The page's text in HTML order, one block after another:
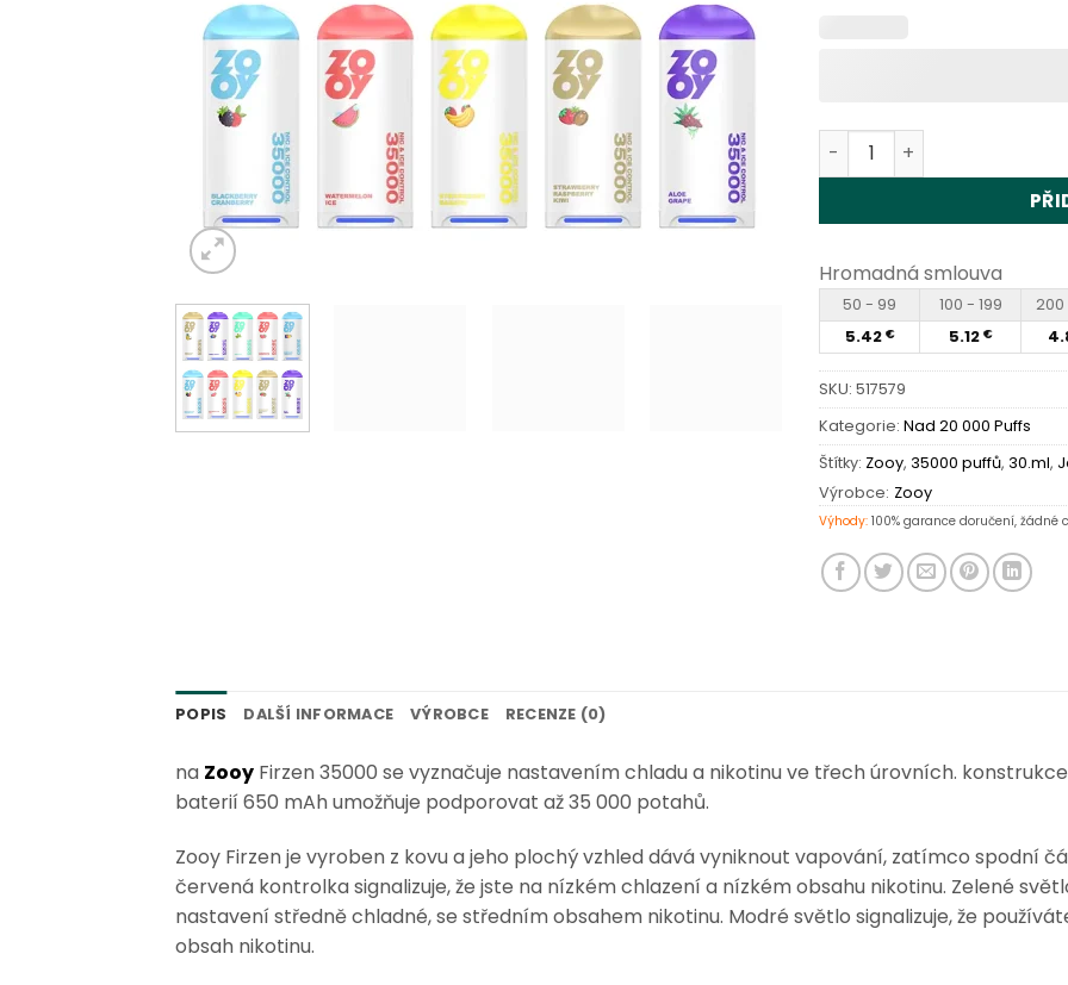
Zooy Firzen 35000 Puffs
Hromadná smlouva
50 - 99 100 - 199
5.42 € 5.12 €
SKU: 517579
Kategorie: Nad 20 000 Puffs
Štítky: Zooy, 35000 puffů, 30.ml,
Výrobce: Zooy
Výhody: 100% garance doručení,
POPIS DALŠÍ INFORMACE VÝROBCE RECENZE (0)
na Zooy Firzen 35000 se vyznačuje nastavením chladu a nikotinu ve třech úrovních.
baterií 650 mAh umožňuje podporovat až 35 000 potahů.
Zooy Firzen je vyroben z kovu a jeho plochý vzhled dává vyniknout vapování, zatímco spodní
červená kontrolka signalizuje, že jste na nízkém chlazení a nízkém obsahu nikotinu. Zelené
nastavení středně chladné, se středním obsahem nikotinu. Modré světlo signalizuje, že
obsah nikotinu.